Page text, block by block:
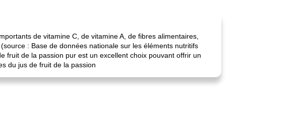
de vitamine C, de vitamine A, de fibres alimentaires,
: Base de données nationale sur les éléments nutritifs
fruit de la passion pur est un excellent choix pouvant offrir un
du jus de fruit de la passion